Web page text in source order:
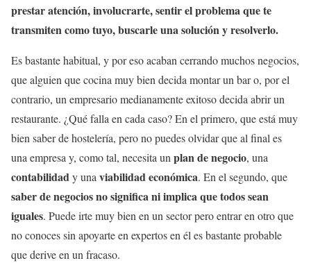
prestar atención, involucrarte, sentir el problema que te
transmiten como tuyo, buscarle una solución y resolverlo.
Es bastante habitual, y por eso acaban cerrando muchos negocios,
que alguien que cocina muy bien decida montar un bar o, por el
contrario, un empresario medianamente exitoso decida abrir un
restaurante. ¿Qué falla en cada caso? En el primero, que está muy
bien saber de hostelería, pero no puedes olvidar que al final es
una empresa y, como tal, necesita un plan de negocio, una
contabilidady una viabilidad económica. En el segundo, que
saber de negocios no significa ni implica que todos sean
iguales. Puede irte muy bien en un sector pero entrar en otro que
no conoces sin apoyarte en expertos en él es bastante probable
que derive en un fracaso.